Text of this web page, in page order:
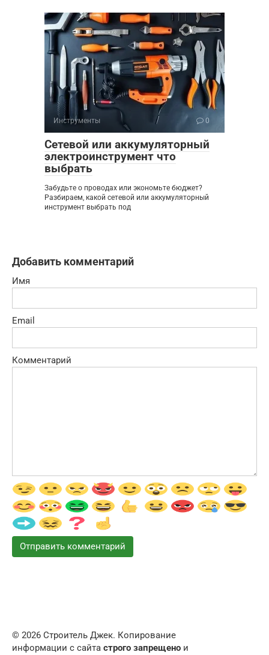
Инструменты 0
Сетевой или аккумуляторный
электроинструмент что
выбрать
Забудьте о проводах или экономьте бюджет?
Разбираем, какой сетевой или аккумуляторный
инструмент выбрать под
Добавить комментарий
Имя
Email
Комментарий
© 2026 Строитель Джек. Копирование
информации с сайта строго запрещено и